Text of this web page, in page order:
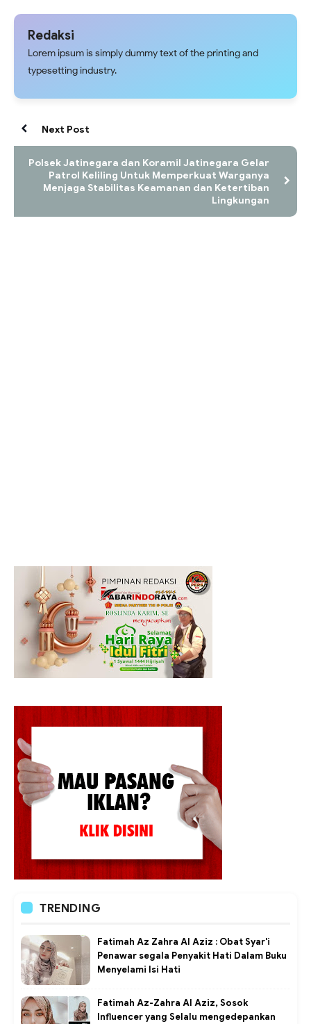
Redaksi
Lorem ipsum is simply dummy text of the printing and
typesetting industry.
Next Post
Polsek Jatinegara dan Koramil Jatinegara Gelar
Patrol Keliling Untuk Memperkuat Warganya
Menjaga Stabilitas Keamanan dan Ketertiban
Lingkungan
TRENDING
Fatimah Az Zahra Al Aziz : Obat Syar'i
Penawar segala Penyakit Hati Dalam Buku
Menyelami Isi Hati
Fatimah Az-Zahra Al Aziz, Sosok
Influencer yang Selalu mengedepankan